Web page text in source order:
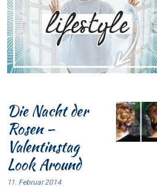
Die Nacht der
Rosen –
Valentinstag
Look Around
11. Februar 2014